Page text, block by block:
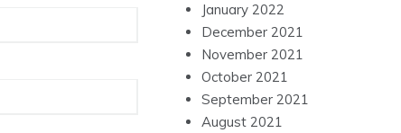
January 2022
December 2021
November 2021
October 2021
September 2021
August 2021